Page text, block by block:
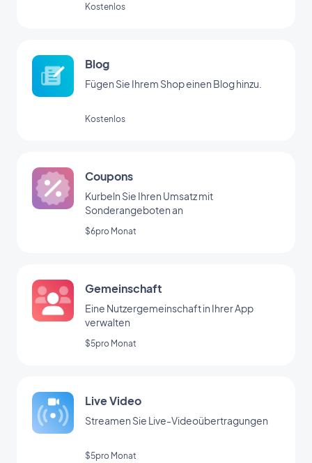
Kostenlos
Blog
Fügen Sie Ihrem Shop einen Blog hinzu.
Kostenlos
Coupons
Kurbeln Sie Ihren Umsatz mit
Sonderangeboten an
$6pro Monat
Gemeinschaft
Eine Nutzergemeinschaft in Ihrer App
verwalten
$5pro Monat
Live Video
Streamen Sie Live-Videoübertragungen
$5pro Monat